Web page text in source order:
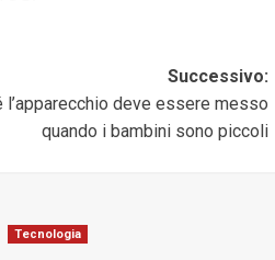
Successivo:
l’apparecchio deve essere messo
quando i bambini sono piccoli
Tecnologia